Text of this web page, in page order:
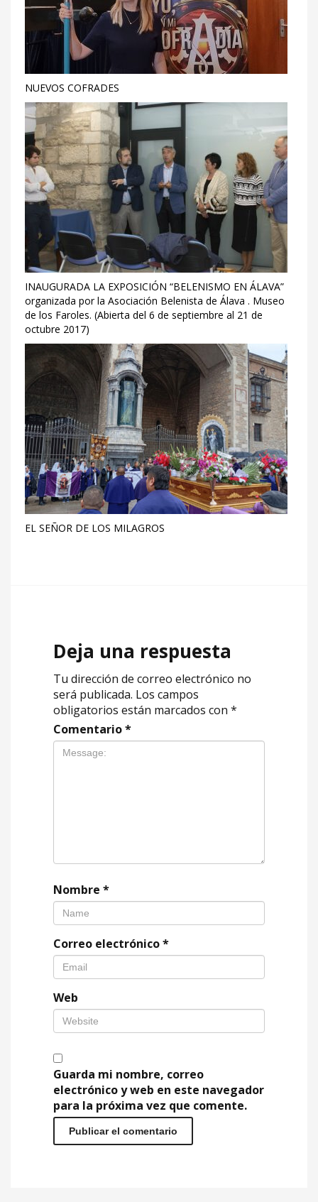
NUEVOS COFRADES
INAUGURADA LA EXPOSICIÓN “BELENISMO EN ÁLAVA”
organizada por la Asociación Belenista de Álava . Museo
de los Faroles. (Abierta del 6 de septiembre al 21 de
octubre 2017)
EL SEÑOR DE LOS MILAGROS
Deja una respuesta
Tu dirección de correo electrónico no
será publicada. Los campos
obligatorios están marcados con *
Comentario*
Nombre *
Correo electrónico*
Web
Guarda mi nombre, correo
electrónico y web en este navegador
para la próxima vez que comente.